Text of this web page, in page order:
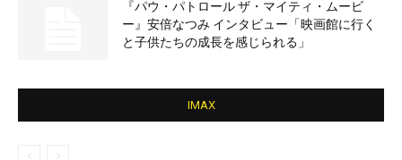
『パウ・パトロール ザ・マイティ・ムービ
ー』安倍なつみ インタビュー「映画館に行く
と子供たちの成長を感じられる」
IMAX